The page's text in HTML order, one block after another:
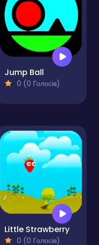
Jump Ball
0 (0 Голосів)
Little Strawberry
0 (0 Голосів)